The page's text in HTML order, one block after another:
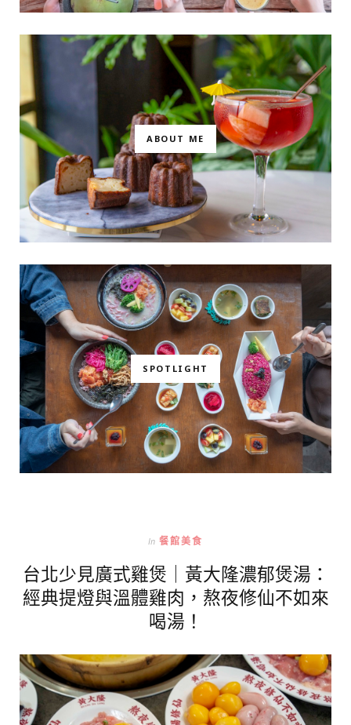
ABOUT ME
SPOTLIGHT
In 餐館美食
台北少見廣式雞煲｜黃大隆濃郁煲湯：
經典提燈與溫體雞肉，熬夜修仙不如來
喝湯！